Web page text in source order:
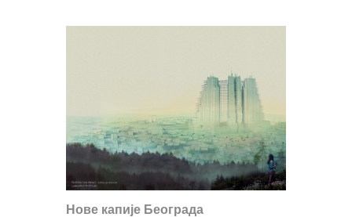
Нове капије Београда